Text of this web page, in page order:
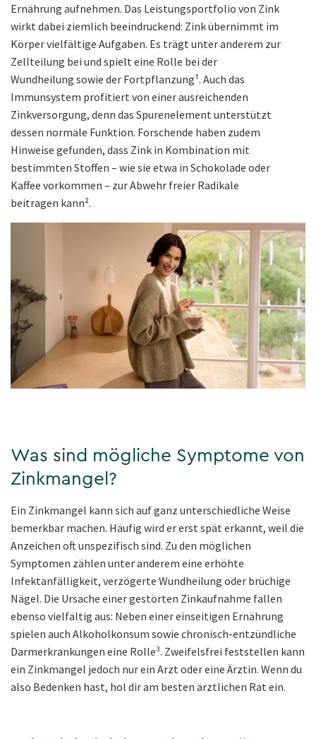
Ernährung aufnehmen. Das Leistungsportfolio von Zink
wirkt dabei ziemlich beeindruckend: Zink übernimmt im
Körper vielfältige Aufgaben. Es trägt unter anderem zur
Zellteilung bei und spielt eine Rolle bei der
Wundheilung sowie der Fortpflanzung¹. Auch das
Immunsystem profitiert von einer ausreichenden
Zinkversorgung, denn das Spurenelement unterstützt
dessen normale Funktion. Forschende haben zudem
Hinweise gefunden, dass Zink in Kombination mit
bestimmten Stoffen – wie sie etwa in Schokolade oder
Kaffee vorkommen – zur Abwehr freier Radikale
beitragen kann².
Was sind mögliche Symptome von
Zinkmangel?
Ein Zinkmangel kann sich auf ganz unterschiedliche Weise
bemerkbar machen. Häufig wird er erst spät erkannt, weil die
Anzeichen oft unspezifisch sind. Zu den möglichen
Symptomen zählen unter anderem eine erhöhte
Infektanfälligkeit, verzögerte Wundheilung oder brüchige
Nägel. Die Ursache einer gestörten Zinkaufnahme fallen
ebenso vielfältig aus: Neben einer einseitigen Ernährung
spielen auch Alkoholkonsum sowie chronisch-entzündliche
Darmerkrankungen eine Rolle³. Zweifelsfrei feststellen kann
ein Zinkmangel jedoch nur ein Arzt oder eine Ärztin. Wenn du
also Bedenken hast, hol dir am besten ärztlichen Rat ein.